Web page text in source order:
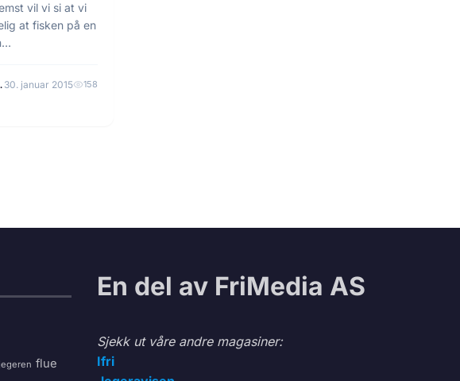
vil vi si at vi
at fisken på en
30. januar 2015 158
flue
En del av FriMedia AS
Sjekk ut våre andre magasiner:
Ifri